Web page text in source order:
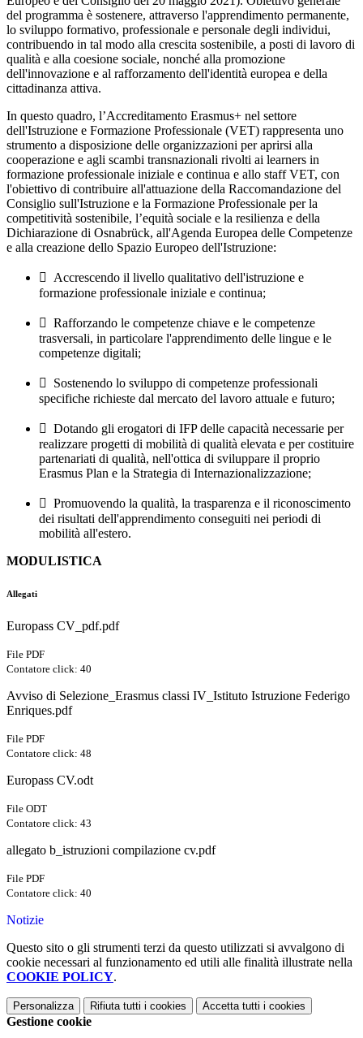
del programma è sostenere, attraverso l'apprendimento permanente,
lo sviluppo formativo, professionale e personale degli individui,
contribuendo in tal modo alla crescita sostenibile, a posti di lavoro di
qualità e alla coesione sociale, nonché alla promozione
dell'innovazione e al rafforzamento dell'identità europea e della
cittadinanza attiva.
In questo quadro, l’Accreditamento Erasmus+ nel settore
dell'Istruzione e Formazione Professionale (VET) rappresenta uno
strumento a disposizione delle organizzazioni per aprirsi alla
cooperazione e agli scambi transnazionali rivolti ai learners in
formazione professionale iniziale e continua e allo staff VET, con
l'obiettivo di contribuire all'attuazione della Raccomandazione del
Consiglio sull'Istruzione e la Formazione Professionale per la
competitività sostenibile, l’equità sociale e la resilienza e della
Dichiarazione di Osnabrück, all'Agenda Europea delle Competenze
e alla creazione dello Spazio Europeo dell'Istruzione:
 Accrescendo il livello qualitativo dell'istruzione e
formazione professionale iniziale e continua;
 Rafforzando le competenze chiave e le competenze
trasversali, in particolare l'apprendimento delle lingue e le
competenze digitali;
 Sostenendo lo sviluppo di competenze professionali
specifiche richieste dal mercato del lavoro attuale e futuro;
 Dotando gli erogatori di IFP delle capacità necessarie per
realizzare progetti di mobilità di qualità elevata e per costituire
partenariati di qualità, nell'ottica di sviluppare il proprio
Erasmus Plan e la Strategia di Internazionalizzazione;
 Promuovendo la qualità, la trasparenza e il riconoscimento
dei risultati dell'apprendimento conseguiti nei periodi di
mobilità all'estero.
MODULISTICA
Allegati
Europass CV_pdf.pdf
File PDF
Contatore click: 40
Avviso di Selezione_Erasmus classi IV_Istituto Istruzione Federigo
Enriques.pdf
File PDF
Contatore click: 48
Europass CV.odt
File ODT
Contatore click: 43
allegato b_istruzioni compilazione cv.pdf
File PDF
Contatore click: 40
Notizie
Questo sito o gli strumenti terzi da questo utilizzati si avvalgono di
cookie necessari al funzionamento ed utili alle finalità illustrate nella
COOKIE POLICY.
Personalizza Rifiuta tutti i cookies Accetta tutti i cookies
Gestione cookie